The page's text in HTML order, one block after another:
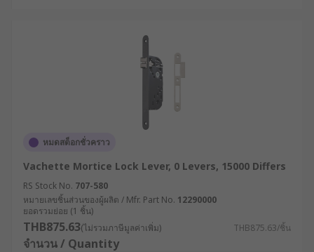
หมดสต็อกชั่วคราว
Vachette Mortice Lock Lever, 0 Levers, 15000 Differs
RS Stock No. 707-580
หมายเลขชิ้นส่วนของผู้ผลิต / Mfr. Part No. 12290000
ยอดรวมย่อย (1 ชิ้น)
THB875.63(ไม่รวมภาษีมูลค่าเพิ่ม) THB875.63/ชิ้น
จำนวน / Quantity